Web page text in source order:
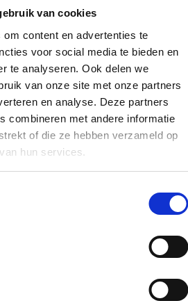
van cookies
content en advertenties te
voor social media te bieden en
te analyseren. Ook delen we
van onze site met onze partners
en analyse. Deze partners
combineren met andere informatie
of die ze hebben verzameld op
hun services.
CD&V Halle
en zijn
in Groot-Halle
2025 trok
met zijn goedgemutste
Groot-Halle voor de
van de Sinterklaasactie